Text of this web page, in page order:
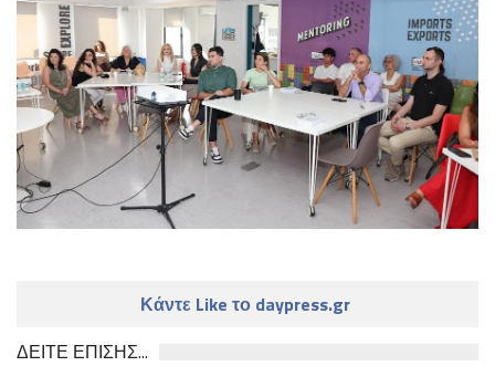
Κάντε Like το daypress.gr
ΔΕΙΤΕ ΕΠΙΣΗΣ...